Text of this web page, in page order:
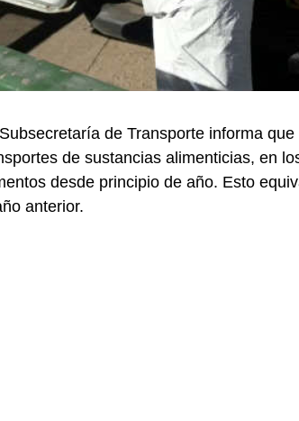
de Transporte informa
de sustancias alimenticias, en
desde principio de año. Esto
anterior.